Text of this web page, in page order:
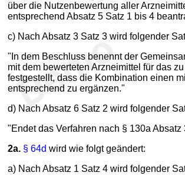
über die Nutzenbewertung aller
entsprechend Absatz 5 Satz 1 bis 4
c) Nach Absatz 3 Satz 3 wird folgender
"In dem Beschluss benennt der
mit dem bewerteten Arzneimittel für das
festgestellt, dass die Kombination einen
entsprechend zu ergänzen."
d) Nach Absatz 6 Satz 2 wird folgender
"Endet das Verfahren nach § 130a
2a. § 64d wird wie folgt geändert:
a) Nach Absatz 1 Satz 4 wird folgender